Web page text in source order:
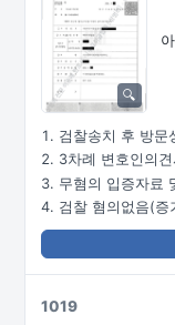
검찰송치 후 방문
3차례 변호인의
무혐의 입증자료
검찰 혐의없음(증
1019